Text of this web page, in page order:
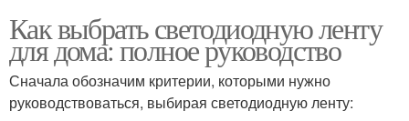
Как выбрать светодиодную ленту
для дома: полное руководство
Сначала обозначим критерии, которыми нужно
руководствоваться, выбирая светодиодную ленту: